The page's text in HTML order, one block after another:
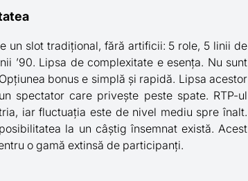
un slot tradițional, fără artificii: 5 role, 5 linii de
’90. Lipsa de complexitate e esența. Nu sunt
bonus e simplă și rapidă. Lipsa acestor
spectator care privește peste spate. RTP-ul
iar fluctuația este de nivel mediu spre înalt.
la un câștig însemnat există. Acest
o gamă extinsă de participanți.